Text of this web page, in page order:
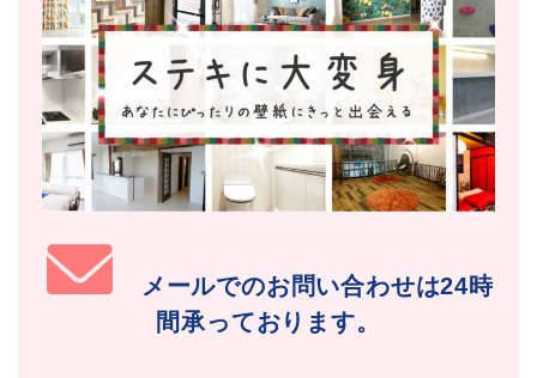
メールでのお問い合わせは24時
間承っております。